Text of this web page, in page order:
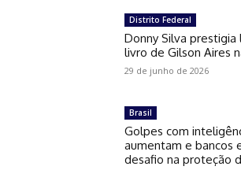
Distrito Federal
Donny Silva
livro de Gilson Aires
29 de junho de 2026
Brasil
Golpes com
aumentam e bancos
desafio na proteção